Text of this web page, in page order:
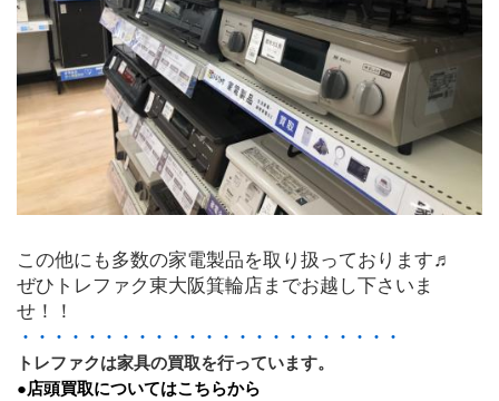
この他にも多数の家電製品を取り扱っております♬
ぜひトレファク東大阪箕輪店までお越し下さいま
せ！！
・・・・・・・・・・・・・・・・・・・・・・・
トレファクは家具の買取を行っています。
●店頭買取についてはこちらから